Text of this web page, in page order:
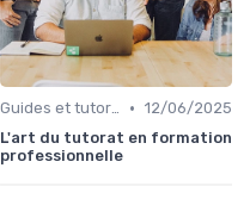
Guides et tutoriels • 12/06/2025
L'art du tutorat en formation
professionnelle